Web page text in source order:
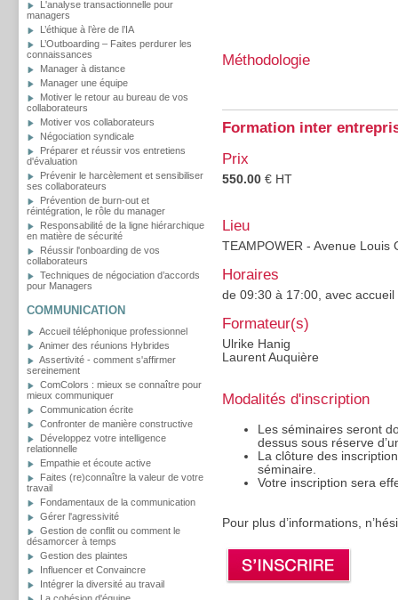
L'analyse transactionnelle pour
managers
L’éthique à l’ère de l’IA
L’Outboarding – Faites perdurer les
connaissances
Manager à distance
Manager une équipe
Motiver le retour au bureau de vos
collaborateurs
Motiver vos collaborateurs
Négociation syndicale
Préparer et réussir vos entretiens
d'évaluation
Prévenir le harcèlement et sensibiliser
ses collaborateurs
Prévention de burn-out et
réintégration, le rôle du manager
Responsabilité de la ligne hiérarchique
en matière de sécurité
Réussir l'onboarding de vos
collaborateurs
Techniques de négociation d’accords
pour Managers
COMMUNICATION
Accueil téléphonique professionnel
Animer des réunions Hybrides
Assertivité - comment s'affirmer
sereinement
ComColors : mieux se connaître pour
mieux communiquer
Communication écrite
Confronter de manière constructive
Développez votre intelligence
relationnelle
Empathie et écoute active
Faites (re)connaître la valeur de votre
travail
Fondamentaux de la communication
Gérer l'agressivité
Gestion de conflit ou comment le
désamorcer à temps
Gestion des plaintes
Influencer et Convaincre
Intégrer la diversité au travail
Méthodologie
Formation inter
Prix
550.00 € HT
Lieu
TEAMPOWER - Avenue
Horaires
de 09:30 à 17:00, avec
Formateur(s)
Ulrike Hanig
Laurent Auquière
Modalités d'inscription
Les séminaires seront
dessus sous réserve
La clôture des
séminaire.
Votre inscription sera
Pour plus d’informations,